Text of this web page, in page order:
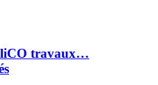
travaux…